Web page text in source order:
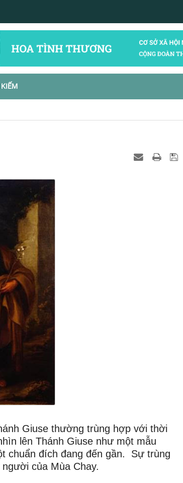
Giuse thường trùng hợp với thời
lên Thánh Giuse như một mẫu
chuẩn đích đang đến gần. Sự trùng
của Mùa Chay.